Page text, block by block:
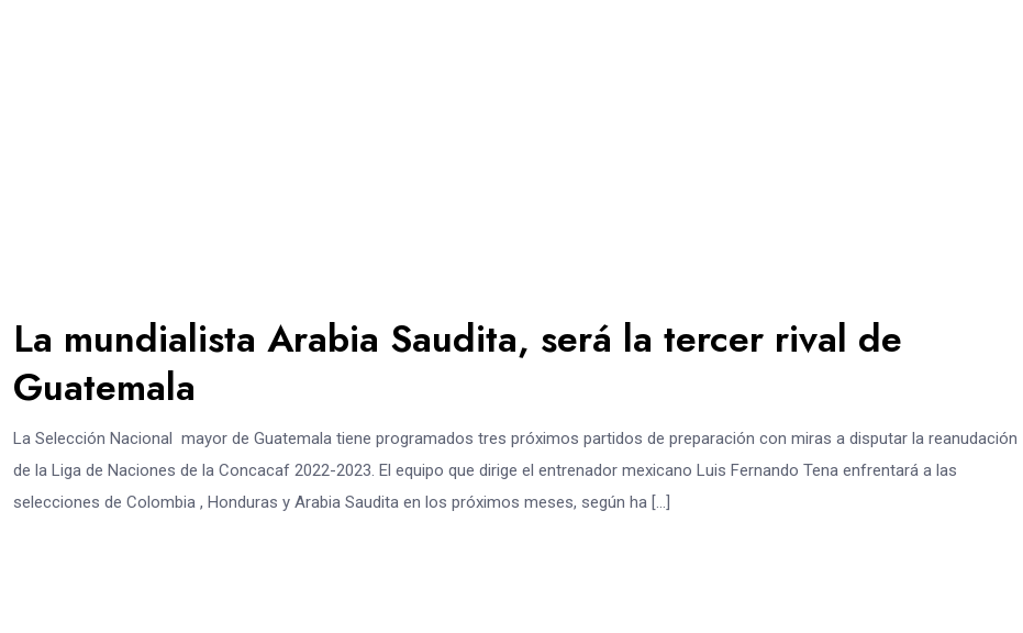
La mundialista Arabia Saudita, será la tercer rival de
Guatemala
La Selección Nacional mayor de Guatemala tiene programados tres próximos partidos de preparación con miras a disputar la reanudación
de la Liga de Naciones de la Concacaf 2022-2023. El equipo que dirige el entrenador mexicano Luis Fernando Tena enfrentará a las
selecciones de Colombia , Honduras y Arabia Saudita en los próximos meses, según ha […]